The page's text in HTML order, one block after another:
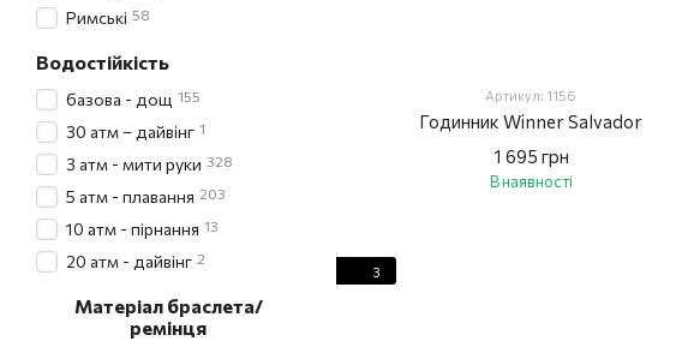
Артикул: 1156
Годинник Winner Salvador
1 695 грн
В наявності
3
Римські 58
Водостійкість
базова - дощ 155
30 атм – дайвінг 1
3 атм - мити руки 328
5 атм - плавання 203
10 атм - пірнання 13
20 атм - дайвінг 2
Матеріал браслета/
ремінця